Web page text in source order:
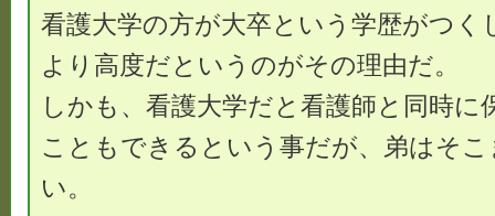
看護大学の方が大卒という学歴がつく
より高度だというのがその理由だ。
しかも、看護大学だと看護師と同時に
こともできるという事だが、弟はそ
い。